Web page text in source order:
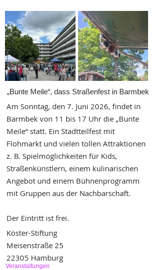
„Bunte Meile“, dass Straßenfest in Barmbek
Am Sonntag, den 7. Juni 2026, findet in
Barmbek von 11 bis 17 Uhr die „Bunte
Meile“ statt. Ein Stadtteilfest mit
Flohmarkt und vielen tollen Attraktionen
z. B. Spielmöglichkeiten für Kids,
Straßenkünstlern, einem kulinarischen
Angebot und einem Bühnenprogramm
mit Gruppen aus der Nachbarschaft.
Der Eintritt ist frei.
Veranstaltungen
Köster-Stiftung
Meisenstraße 25
22305 Hamburg